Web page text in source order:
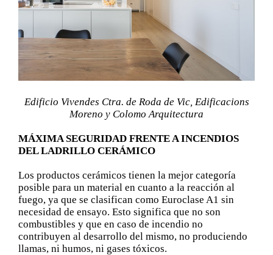
Edificio Vivendes Ctra. de Roda de Vic, Edificacions
Moreno y Colomo Arquitectura
MÁXIMA SEGURIDAD FRENTE A INCENDIOS
DEL LADRILLO CERÁMICO
Los productos cerámicos tienen la mejor categoría
posible para un material en cuanto a la reacción al
fuego, ya que se clasifican como Euroclase A1 sin
necesidad de ensayo. Esto significa que no son
combustibles y que en caso de incendio no
contribuyen al desarrollo del mismo, no produciendo
llamas, ni humos, ni gases tóxicos.